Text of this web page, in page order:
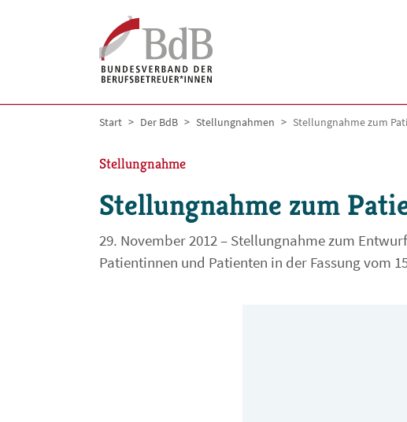
You are here:
Start Der BdB Stellungnahmen Stellungnahme zum
Stellungnahme
Stellungnahme zum
29. November 2012 – Stellungnahme zum
Patientinnen und Patienten in der Fassung vom